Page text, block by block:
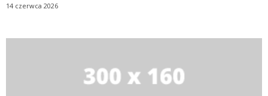
14 czerwca 2026